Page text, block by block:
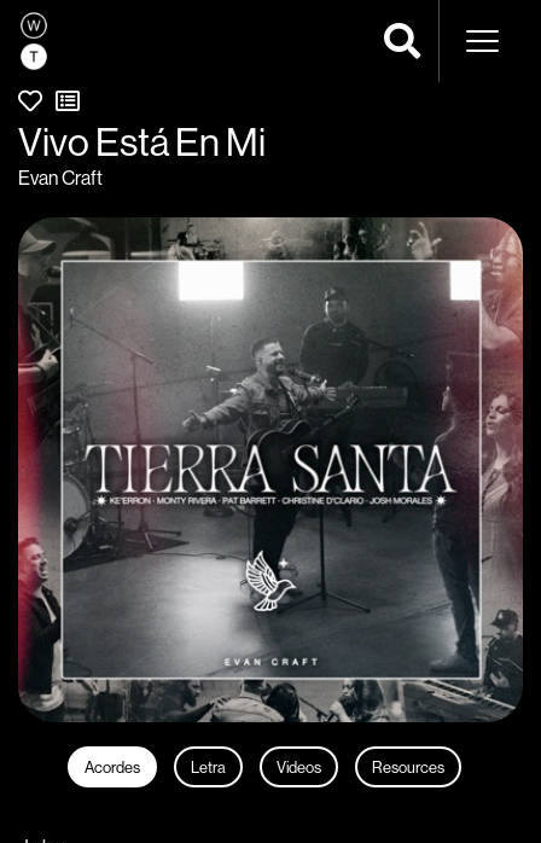
Vivo Está En Mi
Evan Craft
Acordes Letra Videos Resources